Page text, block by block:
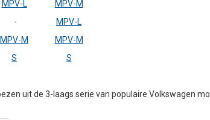
MPV-L
MPV-M
-
MPV-L
MPV-M
MPV-M
S S
uit de 3-laags serie van populaire Volkswagen